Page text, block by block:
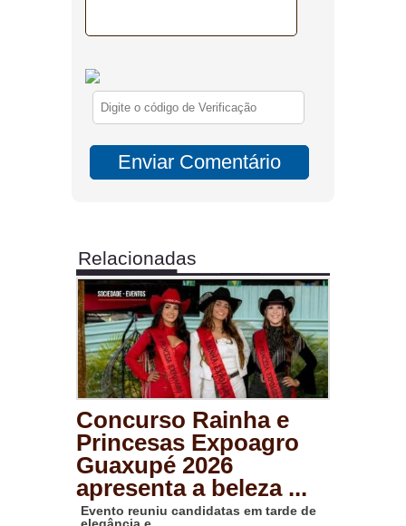
Relacionadas
Concurso Rainha e
Princesas Expoagro
Guaxupé 2026
apresenta a beleza ...
Evento reuniu candidatas em tarde de
elegância e ...